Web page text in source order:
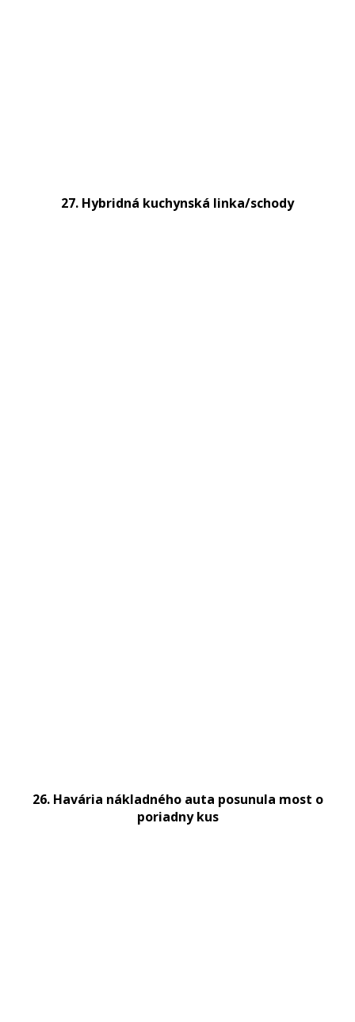
27. Hybridná kuchynská linka/schody
26. Havária nákladného auta posunula most o
poriadny kus